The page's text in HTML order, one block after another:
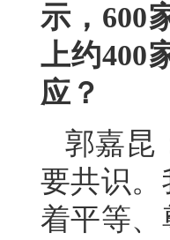
示，600
上约400
应？
郭嘉昆
要共识
着平等